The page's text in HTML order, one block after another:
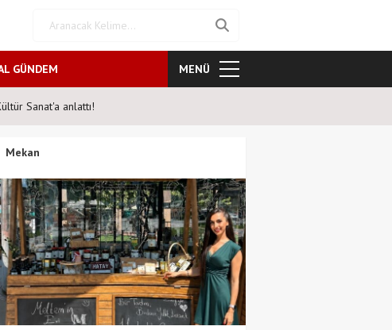
GÜNDEM MENÜ
Sanat'a anlattı!
Mekan